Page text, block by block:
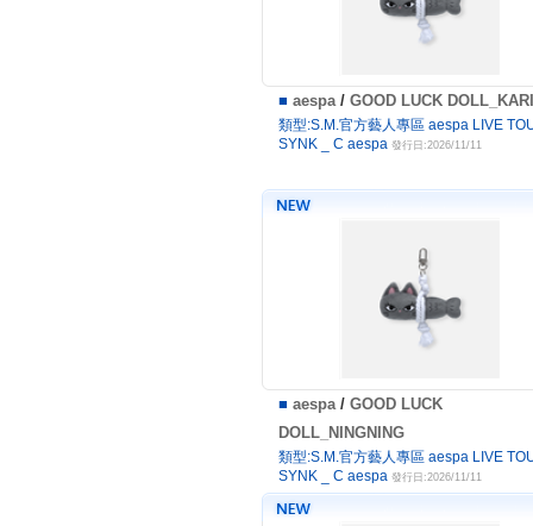
■ aespa/ GOOD LUCK
類型:S.M.官方藝人專區 aespa LIVE
SYNK _ C aespa 發行日:2026/11/11
■ aespa/ GOOD LUCK
DOLL_NINGNING
類型:S.M.官方藝人專區 aespa LIVE
SYNK _ C aespa 發行日:2026/11/11